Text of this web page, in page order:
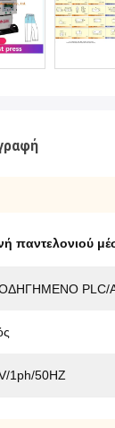
παντελονιού
PLC/
1ph/50HZ